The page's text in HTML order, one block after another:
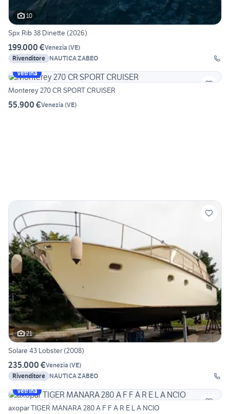
10
Spx Rib 38 Dinette (2026)
199.000 €Venezia (VE)
Rivenditore NAUTICA ZABEO
Vetrina
Monterey 270 CR SPORT CRUISER
55.900 €Venezia (VE)
21
Solare 43 Lobster (2008)
235.000 €Venezia (VE)
Rivenditore NAUTICA ZABEO
Vetrina
axopar TIGER MANARA 280 A F F A R E L A NCIO